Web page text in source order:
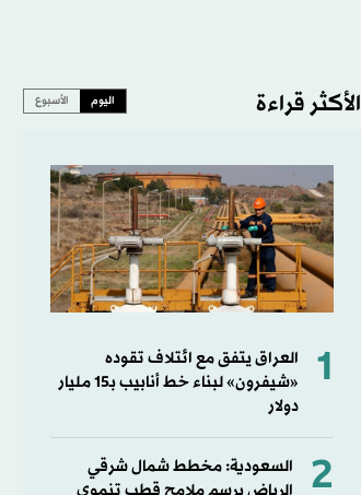
الأكثر قراءة اليوم الأسبوع
1
العراق يتفق مع ائتلاف تقوده
«شيفرون» لبناء خط أنابيب بـ15 مليار
دولار
2
السعودية: مخطط شمال شرقي